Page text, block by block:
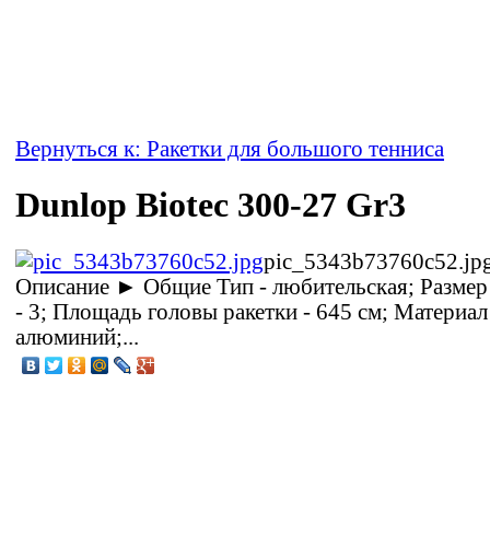
Вернуться к: Ракетки для большого тенниса
Dunlop Biotec 300-27 Gr3
Описание ► Общие Тип - любительская;
- 3; Площадь головы ракетки - 645 см;
алюминий;...